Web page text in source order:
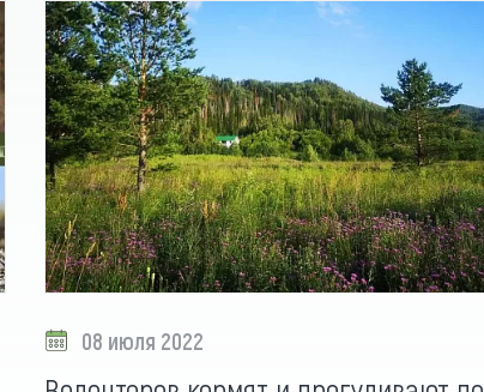
08 июля 2022